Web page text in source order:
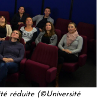
réduite (©Université